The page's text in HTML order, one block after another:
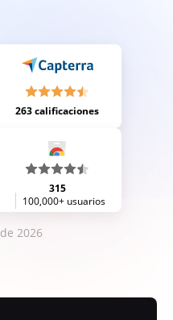
263 calificaciones
315
100,000+ usuarios
2026